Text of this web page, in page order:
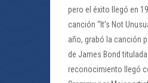
pero el éxito llegó en
canción “It’s Not
año, grabó la canción
de James Bond titulada
reconocimiento llegó